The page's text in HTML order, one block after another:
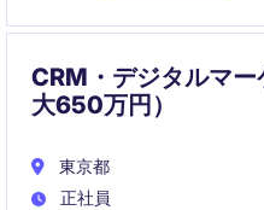
CRM・デジタルマ
大650万円）
東京都
正社員